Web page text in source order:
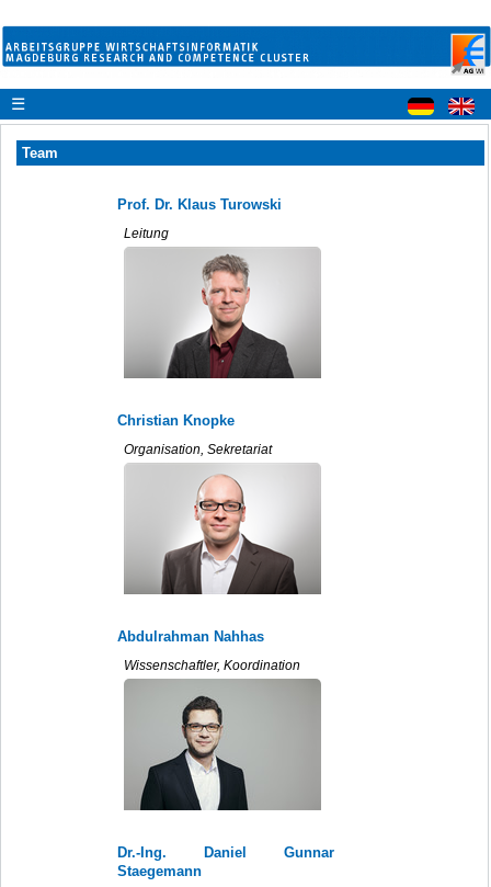
☰
Team
Prof. Dr. Klaus Turowski
Leitung
Christian Knopke
Organisation, Sekretariat
Abdulrahman Nahhas
Wissenschaftler, Koordination
Dr.-Ing. Daniel Gunnar
Staegemann